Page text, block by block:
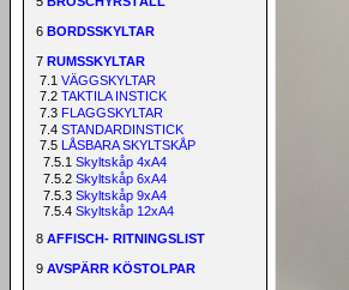
6 BORDSSKYLTAR
7 RUMSSKYLTAR
7.1 VÄGGSKYLTAR
7.2 TAKTILA INSTICK
7.3 FLAGGSKYLTAR
7.4 STANDARDINSTICK
7.5 LÅSBARA SKYLTSKÅP
7.5.1 Skyltskåp 4xA4
7.5.2 Skyltskåp 6xA4
7.5.3 Skyltskåp 9xA4
7.5.4 Skyltskåp 12xA4
8 AFFISCH- RITNINGSLIST
9 AVSPÄRR KÖSTOLPAR